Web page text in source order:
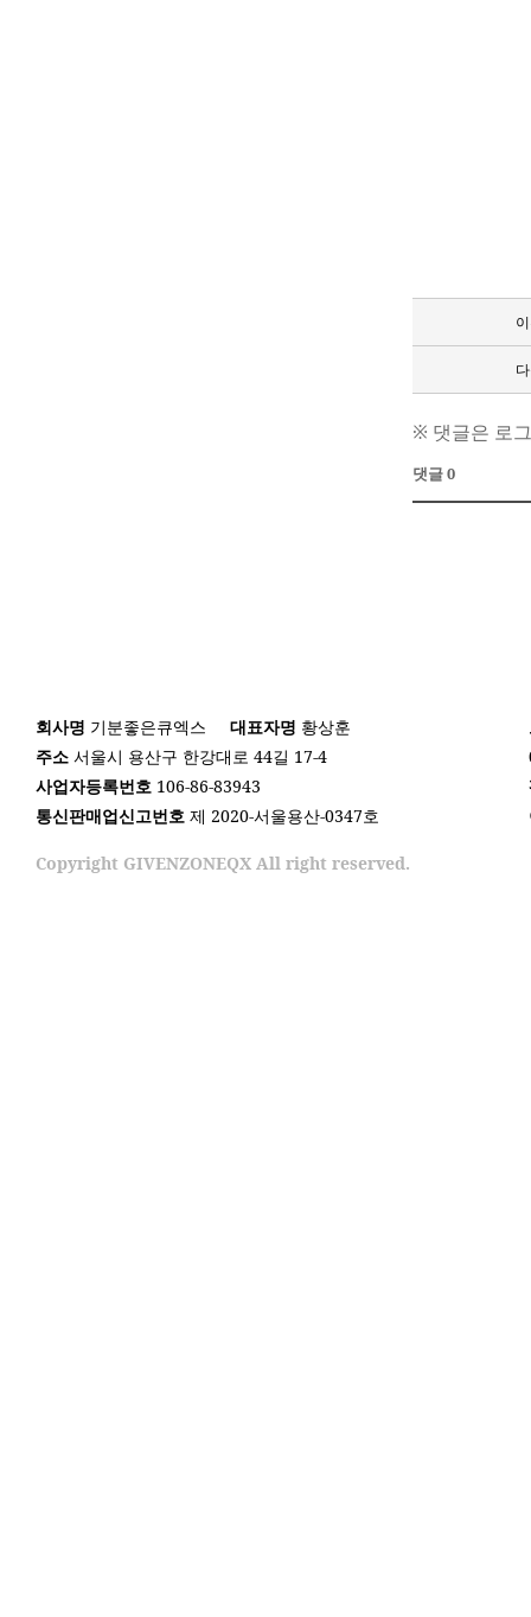
※ 댓글은 로
댓글 0
회사명 기분좋은큐엑스 대표자명 황상훈
주소 서울시 용산구 한강대로 44길 17-4
사업자등록번호 106-86-83943
통신판매업신고번호 제 2020-서울용산-0347호
Copyright GIVENZONEQX All right reserved.